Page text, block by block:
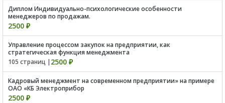
Диплом Индивидуально-психологические особенности
менеджеров по продажам.
2500 ₽
Управление процессом закупок на предприятии, как
стратегическая функция менеджмента
105 страниц | 2500 ₽
Кадровый менеджмент на современном предприятии» на примере
ОАО «КБ Электроприбор
2500 ₽